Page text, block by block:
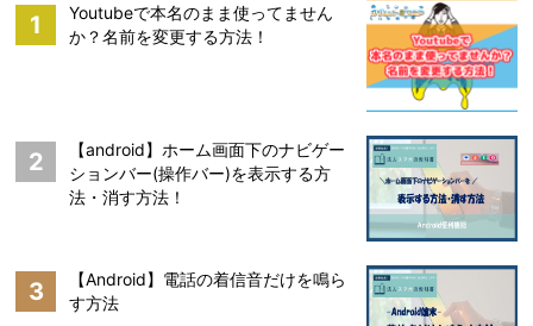
1
Youtubeで本名のまま使ってません
か？名前を変更する方法！
2
【android】ホーム画面下のナビゲー
ションバー(操作バー)を表示する方
法・消す方法！
3
【Android】電話の着信音だけを鳴ら
す方法